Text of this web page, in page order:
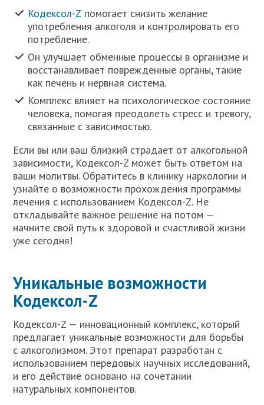
Кодексол-Z помогает снизить желание
употребления алкоголя и контролировать его
потребление.
Он улучшает обменные процессы в организме и
восстанавливает поврежденные органы, такие
как печень и нервная система.
Комплекс влияет на психологическое состояние
человека, помогая преодолеть стресс и тревогу,
связанные с зависимостью.
Если вы или ваш близкий страдает от алкогольной
зависимости, Кодексол-Z может быть ответом на
ваши молитвы. Обратитесь в клинику наркологии и
узнайте о возможности прохождения программы
лечения с использованием Кодексол-Z. Не
откладывайте важное решение на потом —
начните свой путь к здоровой и счастливой жизни
уже сегодня!
Уникальные возможности
Кодексол-Z
Кодексол-Z — инновационный комплекс, который
предлагает уникальные возможности для борьбы
с алкоголизмом. Этот препарат разработан с
использованием передовых научных исследований,
и его действие основано на сочетании
натуральных компонентов.